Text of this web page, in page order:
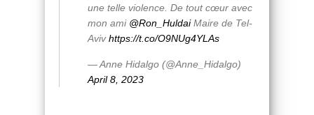
une telle violence. De tout cœur avec
mon ami @Ron_HuldaiMaire de Tel-
Avivhttps://t.co/O9NUg4YLAs
— Anne Hidalgo (@Anne_Hidalgo)
April 8, 2023